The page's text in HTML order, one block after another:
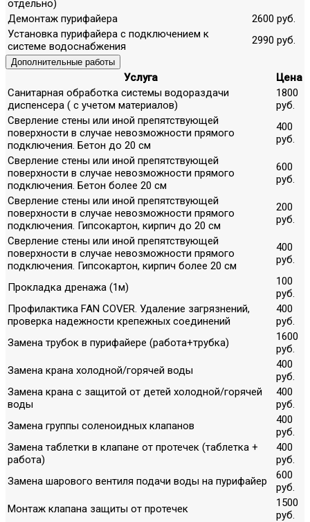
отдельно)
Демонтаж пурифайера
2600 руб.
Установка пурифайера с подключением к
системе водоснабжения
2990 руб.
Дополнительные работы
Услуга
Цена
Санитарная обработка системы водораздачи
диспенсера ( с учетом материалов)
1800
руб.
Сверление стены или иной препятствующей
поверхности в случае невозможности прямого
подключения. Бетон до 20 см
400
руб.
Сверление стены или иной препятствующей
поверхности в случае невозможности прямого
подключения. Бетон более 20 см
600
руб.
Сверление стены или иной препятствующей
поверхности в случае невозможности прямого
подключения. Гипсокартон, кирпич до 20 см
200
руб.
Сверление стены или иной препятствующей
поверхности в случае невозможности прямого
подключения. Гипсокартон, кирпич более 20 см
400
руб.
Прокладка дренажа (1м)
100
руб.
Профилактика FAN COVER. Удаление загрязнений,
проверка надежности крепежных соединений
400
руб.
Замена трубок в пурифайере (работа+трубка)
1600
руб.
Замена крана холодной/горячей воды
400
руб.
Замена крана с защитой от детей холодной/горячей
воды
400
руб.
Замена группы соленоидных клапанов
400
руб.
Замена таблетки в клапане от протечек (таблетка +
работа)
400
руб.
Замена шарового вентиля подачи воды на пурифайер
600
руб.
Монтаж клапана защиты от протечек
1500
руб.